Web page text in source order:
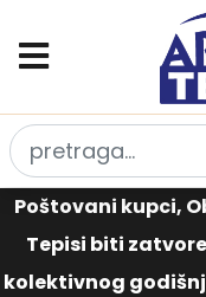
Poštovani kupci,
Tepisi biti
kolektivnog